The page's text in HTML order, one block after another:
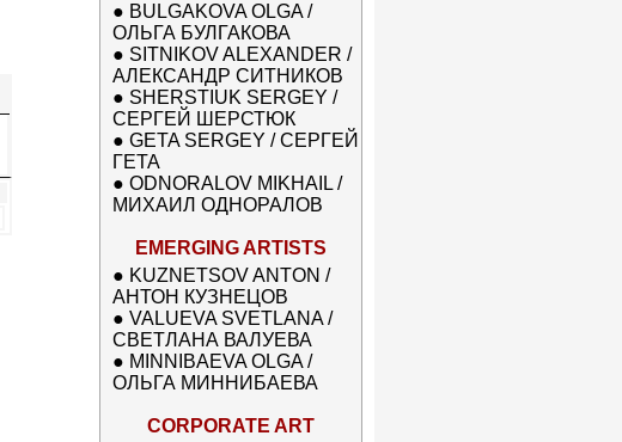
● BULGAKOVA OLGA /
ОЛЬГА БУЛГАКОВА
● SITNIKOV ALEXANDER /
АЛЕКСАНДР СИТНИКОВ
● SHERSTIUK SERGEY /
СЕРГЕЙ ШЕРСТЮК
● GETA SERGEY / СЕРГЕЙ
ГЕТА
● ODNORALOV MIKHAIL /
МИХАИЛ ОДНОРАЛОВ
EMERGING ARTISTS
● KUZNETSOV ANTON /
АНТОН КУЗНЕЦОВ
● VALUEVA SVETLANA /
СВЕТЛАНА ВАЛУЕВА
● MINNIBAEVA OLGA /
ОЛЬГА МИННИБАЕВА
CORPORATE ART